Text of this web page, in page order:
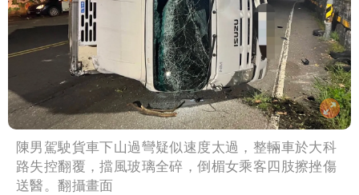
陳男駕駛貨車下山過彎疑似速度太過，整輛車於大科
路失控翻覆，擋風玻璃全碎，倒楣女乘客四肢擦挫傷
送醫。翻攝畫面